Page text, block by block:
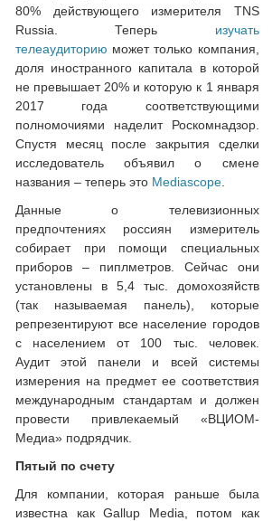
80% действующего измерителя TNS
Russia. Теперь изучать
телеаудиторию может только компания,
доля иностранного капитала в которой
не превышает 20% и которую к 1 января
2017 года соответствующими
полномочиями наделит Роскомнадзор.
Спустя месяц после закрытия сделки
исследователь объявил о смене
названия – теперь это Mediascope
Данные о телевизионных
предпочтениях россиян измеритель
собирает при помощи специальных
приборов – пиплметров. Сейчас они
установлены в 5,4 тыс. домохозяйств
(так называемая панель), которые
репрезентируют все население городов
с населением от 100 тыс. человек.
Аудит этой панели и всей системы
измерения на предмет ее соответствия
международным стандартам и должен
провести привлекаемый «ВЦИОМ-
Медиа» подрядчик.
Пятый по счету
Для компании, которая раньше была
известна как Gallup Media, потом как